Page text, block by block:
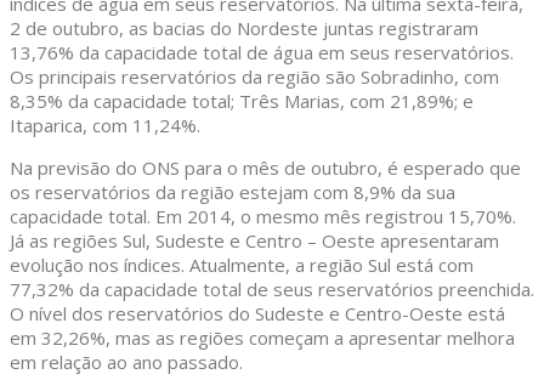
2 de outubro, as bacias do Nordeste juntas registraram
13,76% da capacidade total de água em seus reservatórios.
Os principais reservatórios da região são Sobradinho, com
8,35% da capacidade total; Três Marias, com 21,89%; e
Itaparica, com 11,24%.
Na previsão do ONS para o mês de outubro, é esperado que
os reservatórios da região estejam com 8,9% da sua
capacidade total. Em 2014, o mesmo mês registrou 15,70%.
Já as regiões Sul, Sudeste e Centro – Oeste apresentaram
evolução nos índices. Atualmente, a região Sul está com
77,32% da capacidade total de seus reservatórios preenchida.
O nível dos reservatórios do Sudeste e Centro-Oeste está
em 32,26%, mas as regiões começam a apresentar melhora
em relação ao ano passado.